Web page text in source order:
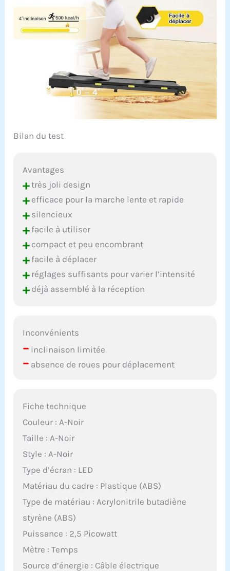
Bilan du test
Avantages
+très joli design
+efficace pour la marche lente et rapide
+silencieux
+facile à utiliser
+compact et peu encombrant
+facile à déplacer
+réglages suffisants pour varier l’intensité
+déjà assemblé à la réception
Inconvénients
– inclinaison limitée
– absence de roues pour déplacement
Fiche technique
Couleur : A-Noir
Taille : A-Noir
Style : A-Noir
Type d’écran : LED
Matériau du cadre : Plastique (ABS)
Type de matériau : Acrylonitrile butadiène
styrène (ABS)
Puissance : 2,5 Picowatt
Mètre : Temps
Source d’énergie : Câble électrique